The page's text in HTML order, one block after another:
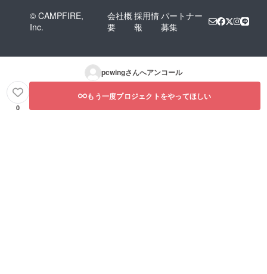
© CAMPFIRE,
Inc.
会社概
要
採用情
報
パートナー
募集
pcwingさんへアンコール
0
もう一度プロジェクトをやってほしい